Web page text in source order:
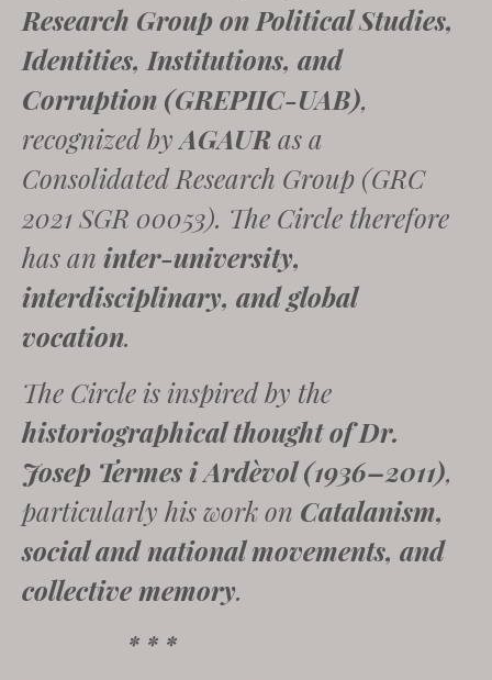
Research Group on Political Studies,
Identities, Institutions, and
Corruption (GREPIIC-UAB),
recognized byAGAURas a
Consolidated Research Group (GRC
2021 SGR 00053). The Circle therefore
has an inter-university,
interdisciplinary, and global
vocation.
The Circle is inspired by the
historiographical thought of Dr.
Josep Termes i Ardèvol (1936–2011),
particularly his work on Catalanism,
social and national movements, and
collective memory.
* * *